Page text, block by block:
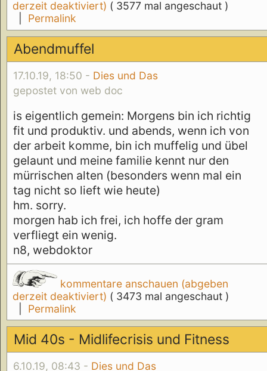
derzeit deaktiviert) ( 3577 mal angeschaut )
Permalink
Abendmuffel
17.10.19, 18:50 - Dies und Das
gepostet von web doc
is eigentlich gemein: Morgens bin ich richtig
fit und produktiv. und abends, wenn ich von
der arbeit komme, bin ich muffelig und übel
gelaunt und meine familie kennt nur den
mürrischen alten (besonders wenn mal ein
tag nicht so lieft wie heute)
hm. sorry.
morgen hab ich frei, ich hoffe der gram
verfliegt ein wenig.
n8, webdoktor
kommentare anschauen (abgeben
derzeit deaktiviert) ( 3473 mal angeschaut )
Permalink
Mid 40s - Midlifecrisis und Fitness
6.10.19, 08:43 - Dies und Das